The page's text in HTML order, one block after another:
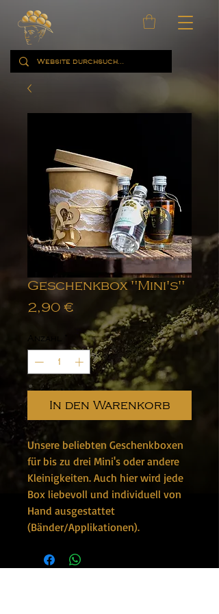
Geschenkbox "Mini's"
2,90 €Preis
Anzahl
In den Warenkorb
Unsere beliebten Geschenkboxen
für bis zu drei Mini's oder andere
Kleinigkeiten. Auch hier wird jede
Box liebevoll und individuell von
Hand ausgestattet
(Bänder/Applikationen).